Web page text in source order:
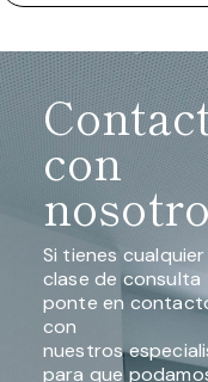
con
Si tienes cualquier
clase de consulta
ponte en
con
nuestros
para que